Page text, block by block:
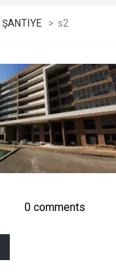
ŞANTİYE > s2
0 comments